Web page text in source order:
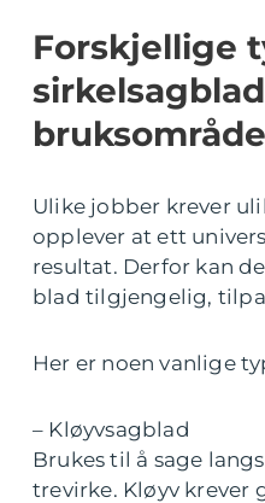
Forskjellige
Ulike jobber krever
opplever at ett
resultat. Derfor kan
blad tilgjengelig,
Her er noen vanlige
– Kløyvsagblad
Brukes til å sage
trevirke. Kløyv krever